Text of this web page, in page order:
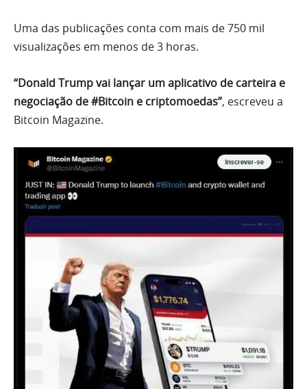
Uma das publicações conta com mais de 750 mil
visualizações em menos de 3 horas.
“Donald Trump vai lançar um aplicativo de carteira e
negociação de #Bitcoin e criptomoedas”, escreveu a
Bitcoin Magazine.